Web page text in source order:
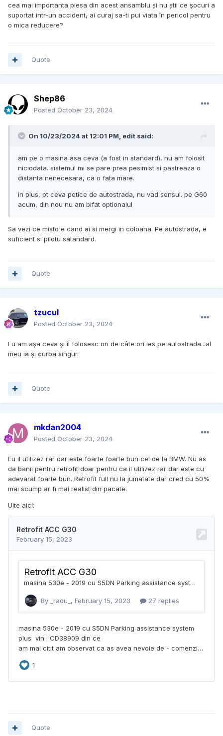
cea mai importanta piesa din acest ansamblu și nu știi ce șocuri a
suportat intr-un accident, ai curaj sa-ti pui viata în pericol pentru
o mica reducere?
Quote
Shep86
Posted October 23, 2024
On 10/23/2024 at 12:01 PM, edit said:
am pe o masina asa ceva (a fost in standard), nu am folosit
niciodata. sistemul mi se pare prea pesimist si pastreaza o
distanta nenecesara, ca o fata mare.
in plus, pt ceva petice de autostrada, nu vad sensul. pe G60
acum, din nou nu am bifat optionalul
Sa vezi ce misto e cand ai si mergi in coloana. Pe autostrada, e
suficient si pilotu satandard.
Quote
tzucul
Posted October 23, 2024
Eu am așa ceva și îl folosesc ori de câte ori ies pe autostrada...al
meu ia și curba singur.
Quote
mkdan2004
Posted October 23, 2024
Eu il utilizez rar dar este foarte foarte bun cel de la BMW. Nu as
da banii pentru retrofit doar pentru ca il utilizez rar dar este cu
adevarat foarte bun. Retrofit full nu la jumatate dar cred cu 50%
mai scump ar fi mai realist din pacate.
Uite aici:
Quote